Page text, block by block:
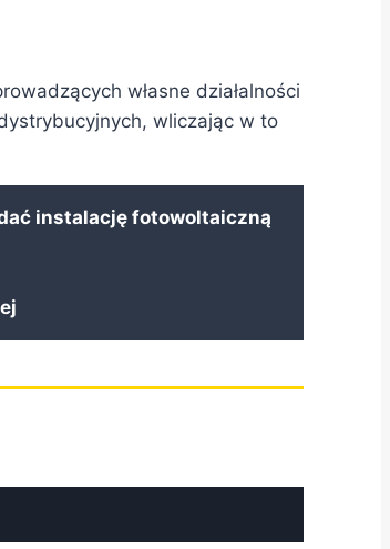
własne działalności
wliczając w to
instalację fotowoltaiczną